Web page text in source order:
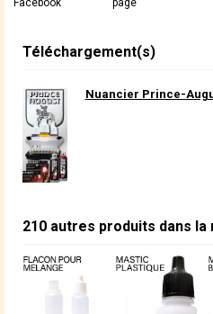
Facebook page
Téléchargement(s)
Nuancier Prince-
210 autres produits dans